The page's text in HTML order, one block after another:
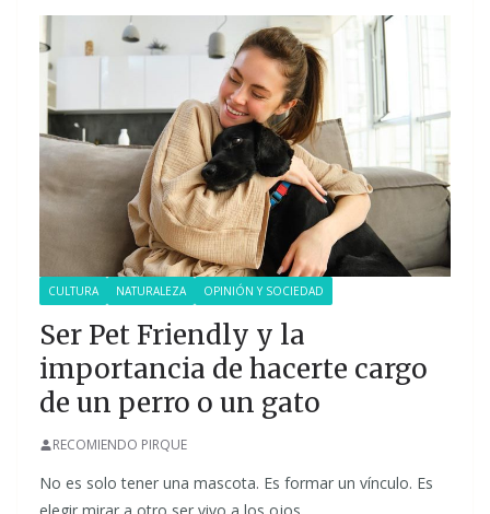
CULTURA NATURALEZA OPINIÓN Y SOCIEDAD
Ser Pet Friendly y la
importancia de hacerte cargo
de un perro o un gato
RECOMIENDO PIRQUE
No es solo tener una mascota. Es formar un vínculo. Es